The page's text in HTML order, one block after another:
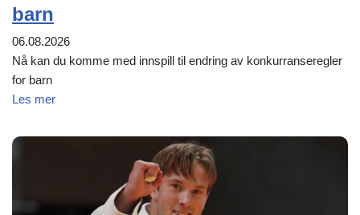
barn
06.08.2026
Nå kan du komme med innspill til endring av konkurranseregler
for barn
Les mer